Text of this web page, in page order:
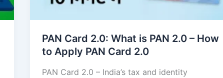
PAN Card 2.0: What is PAN 2.0 – How
to Apply PAN Card 2.0
PAN Card 2.0 – India’s tax and identity